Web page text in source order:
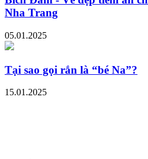
Nha Trang
05.01.2025
Tại sao gọi rắn là “bé Na”?
15.01.2025